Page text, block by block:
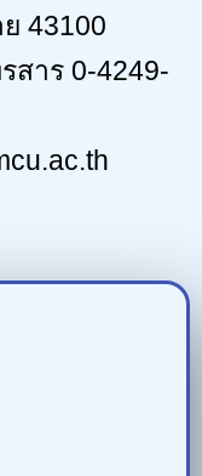
สาร 0-4249-